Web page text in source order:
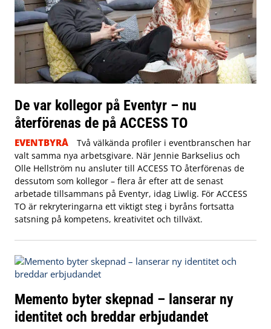
De var kollegor på Eventyr – nu
återförenas de på ACCESS TO
EVENTBYRÅ
Två välkända profiler i eventbranschen har
valt samma nya arbetsgivare. När Jennie Barkselius och
Olle Hellström nu ansluter till ACCESS TO återförenas de
dessutom som kollegor – flera år efter att de senast
arbetade tillsammans på Eventyr, idag Liwlig. För ACCESS
TO är rekryteringarna ett viktigt steg i byråns fortsatta
satsning på kompetens, kreativitet och tillväxt.
Memento byter skepnad – lanserar ny
identitet och breddar erbjudandet